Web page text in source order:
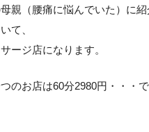
親（腰痛に悩んでいた）に
て、
ージ店になります。
のお店は60分2980円・・・